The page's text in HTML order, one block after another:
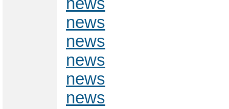
news
news
news
news
news